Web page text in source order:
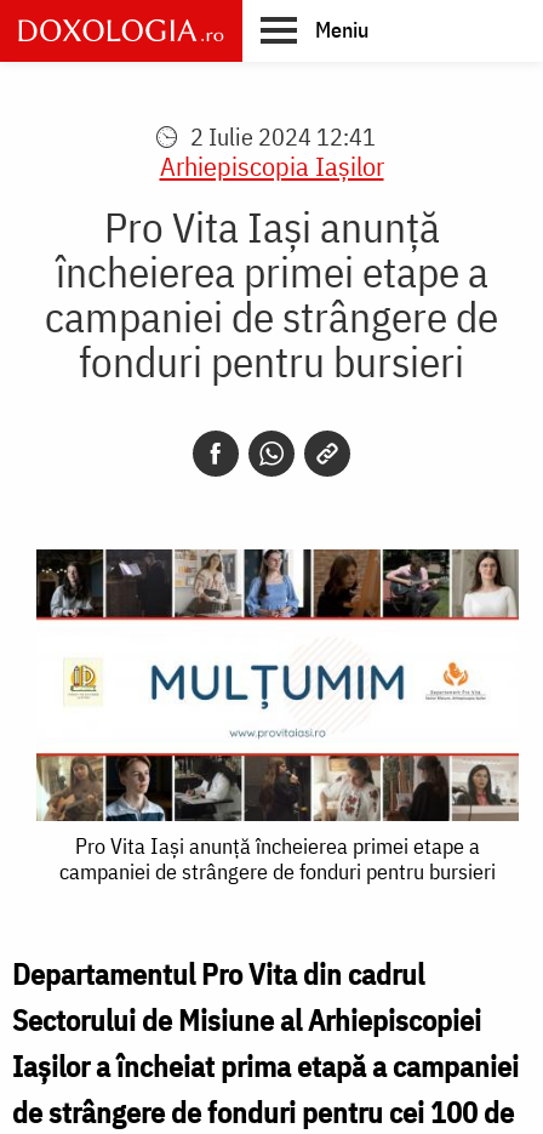
Skip
to
main
Meniu
2 Iulie 2024 12:41
Arhiepiscopia Iaşilor
Pro Vita Iași anunță
încheierea primei etape a
campaniei de strângere de
fonduri pentru bursieri
Vita
anunță
încheierea
primei
etape
Pro Vita Iași anunță încheierea primei etape a
campaniei de strângere de fonduri pentru bursieri
Departamentul Pro Vita din cadrul
Sectorului de Misiune al Arhiepiscopiei
Iașilor a încheiat prima etapă a campaniei
de strângere de fonduri pentru cei 100 de